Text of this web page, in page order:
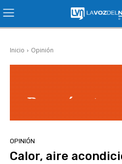
Inicio Opinión
OPINIÓN
Calor, aire